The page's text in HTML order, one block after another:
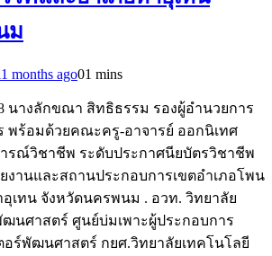
ม
months ago01 mins
นางลักขณา สิทธิธรรม รองผู้อำนวยการ
พร้อมด้วยคณะครู-อาจารย์ ออกนิเทศ
รณ์วิชาชีพ ระดับประกาศนียบัตรวิชาชีพ
งานและสถานประกอบการเขตอำเภอโพน
เทน จังหวัดนครพนม . อวท. วิทยาลัย
ฒนศาสตร์ ศูนย์บ่มเพาะผู้ประกอบการ
อร์พัฒนศาสตร์ กยศ.วิทยาลัยเทคโนโลยี